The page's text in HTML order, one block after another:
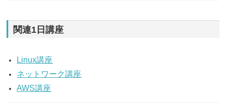
関連1日講座
Linux講座
ネットワーク講座
AWS講座